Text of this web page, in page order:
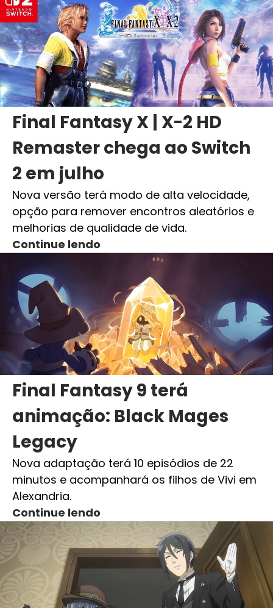
Final Fantasy X | X-2 HD
Remaster chega ao Switch
2 em julho
Nova versão terá modo de alta velocidade,
opção para remover encontros aleatórios e
melhorias de qualidade de vida.
Continue lendo
Final Fantasy 9 terá
animação: Black Mages
Legacy
Nova adaptação terá 10 episódios de 22
minutos e acompanhará os filhos de Vivi em
Alexandria.
Continue lendo